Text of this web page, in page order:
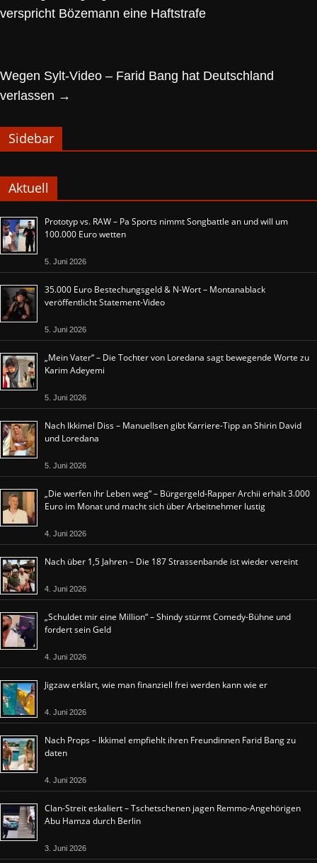
verspricht Bözemann eine Haftstrafe
Wegen Sylt-Video – Farid Bang hat Deutschland
verlassen →
Sidebar
Aktuell
Prototyp vs. RAW – Pa Sports nimmt Songbattle an und will um
100.000 Euro wetten
5. Juni 2026
35.000 Euro Bestechungsgeld & N-Wort – Montanablack
veröffentlicht Statement-Video
5. Juni 2026
„Mein Vater“ – Die Tochter von Loredana sagt bewegende Worte zu
Karim Adeyemi
5. Juni 2026
Nach Ikkimel Diss – Manuellsen gibt Karriere-Tipp an Shirin David
und Loredana
5. Juni 2026
„Die werfen ihr Leben weg“ – Bürgergeld-Rapper Archii erhält 3.000
Euro im Monat und macht sich über Arbeitnehmer lustig
4. Juni 2026
Nach über 1,5 Jahren – Die 187 Strassenbande ist wieder vereint
4. Juni 2026
„Schuldet mir eine Million“ – Shindy stürmt Comedy-Bühne und
fordert sein Geld
4. Juni 2026
Jigzaw erklärt, wie man finanziell frei werden kann wie er
4. Juni 2026
Nach Props – Ikkimel empfiehlt ihren Freundinnen Farid Bang zu
daten
4. Juni 2026
Clan-Streit eskaliert – Tschetschenen jagen Remmo-Angehörigen
Abu Hamza durch Berlin
3. Juni 2026